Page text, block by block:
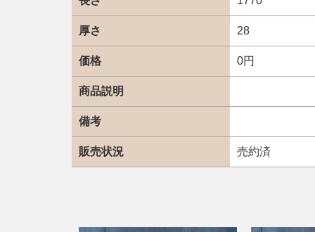
厚さ 28
価格 0円
商品説明
備考
販売状況 売約済